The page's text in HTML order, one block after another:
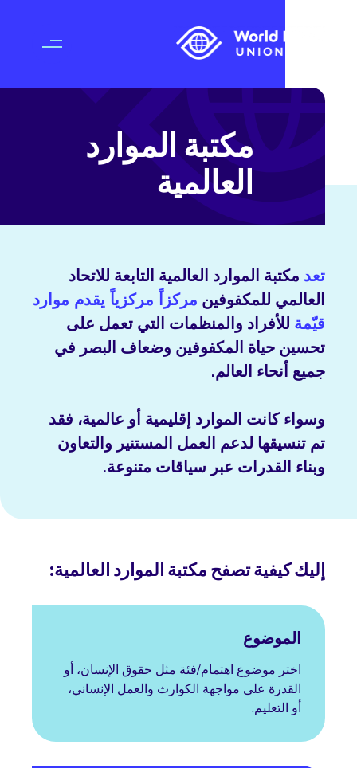
مكتبة الموارد
العالمية
تعد مكتبة الموارد العالمية التابعة للاتحاد
العالمي للمكفوفين مركزاً مركزياً يقدم موارد
قيّمة للأفراد والمنظمات التي تعمل على
تحسين حياة المكفوفين وضعاف البصر في
جميع أنحاء العالم.
وسواء كانت الموارد إقليمية أو عالمية، فقد
تم تنسيقها لدعم العمل المستنير والتعاون
وبناء القدرات عبر سياقات متنوعة.
إليك كيفية تصفح مكتبة الموارد العالمية:
الموضوع
اختر موضوع اهتمام/فئة مثل حقوق الإنسان، أو
القدرة على مواجهة الكوارث والعمل الإنساني،
أو التعليم.